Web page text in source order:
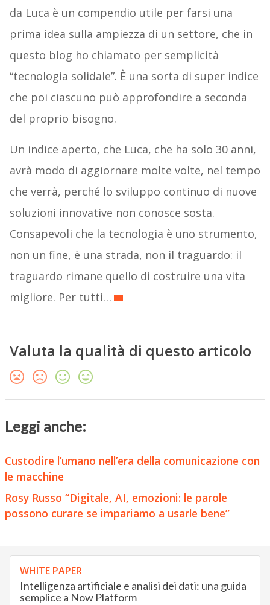
da Luca è un compendio utile per farsi una
prima idea sulla ampiezza di un settore, che in
questo blog ho chiamato per semplicità
“tecnologia solidale”. È una sorta di super indice
che poi ciascuno può approfondire a seconda
del proprio bisogno.
Un indice aperto, che Luca, che ha solo 30 anni,
avrà modo di aggiornare molte volte, nel tempo
che verrà, perché lo sviluppo continuo di nuove
soluzioni innovative non conosce sosta.
Consapevoli che la tecnologia è uno strumento,
non un fine, è una strada, non il traguardo: il
traguardo rimane quello di costruire una vita
migliore. Per tutti…
Valuta la qualità di questo articolo
Leggi anche:
Custodire l’umano nell’era della comunicazione con
le macchine
Rosy Russo “Digitale, AI, emozioni: le parole
possono curare se impariamo a usarle bene”
WHITE PAPER
Intelligenza artificiale e analisi dei dati: una guida
semplice a Now Platform